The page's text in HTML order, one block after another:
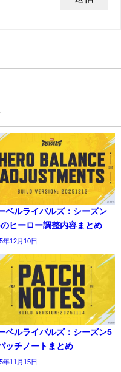
ベルライバルズ：シーズン
ヒーロー調整内容まとめ
年12月10日
ベルライバルズ：シーズン5
ッチノートまとめ
年11月15日